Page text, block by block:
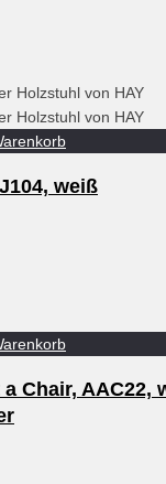
weiß
a Chair, AAC22,